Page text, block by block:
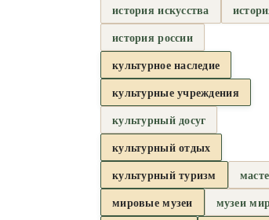
история искусства
история россии
культурное наследие
культурные учреждения
культурный досуг
культурный отдых
культурный туризм
мировые музеи
музеи